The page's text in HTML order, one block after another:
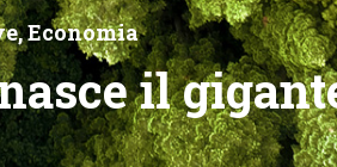
,Economia
il